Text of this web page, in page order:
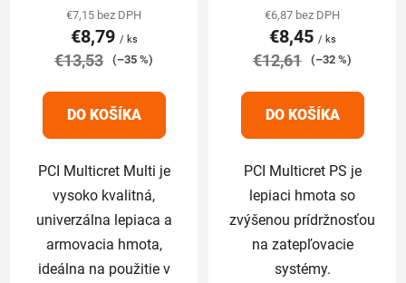
produktu
je
4,9
5
hviezdičiek.
€7,15 bez DPH
€8,79 / ks
€13,53 (–35 %)
DO KOŠÍKA
PCI Multicret Multi je
vysoko kvalitná,
univerzálna lepiaca a
armovacia hmota,
ideálna na použitie v
€6,87 bez DPH
€8,45 / ks
€12,61 (–32 %)
DO KOŠÍKA
PCI Multicret PS je
lepiaci hmota so
zvýšenou prídržnosťou
na zatepľovacie
systémy.